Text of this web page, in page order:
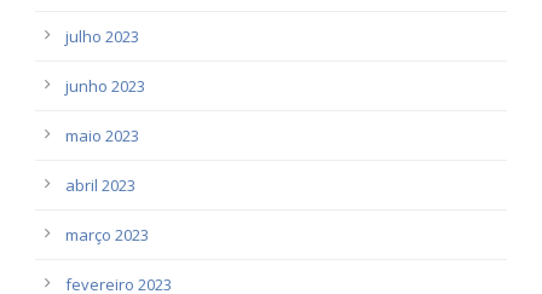
julho 2023
junho 2023
maio 2023
abril 2023
março 2023
fevereiro 2023